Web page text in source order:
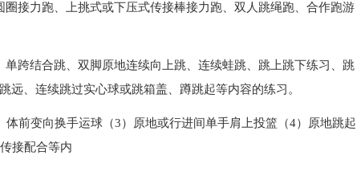
接力跑、上挑式或下压式传接棒接力跑、双人跳绳跑、合作跑游
跨结合跳、双脚原地连续向上跳、连续蛙跳、跳上跳下练习、跳
远、连续跳过实心球或跳箱盖、蹲跳起等内容的练习。
体前变向换手运球（3）原地或行进间单手肩上投篮（4）原地跳起
接配合等内